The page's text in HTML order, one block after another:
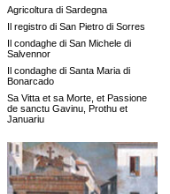
Agricoltura di Sardegna
Il registro di San Pietro di Sorres
Il condaghe di San Michele di
Salvennor
Il condaghe di Santa Maria di
Bonarcado
Sa Vitta et sa Morte, et Passione
de sanctu Gavinu, Prothu et
Januariu